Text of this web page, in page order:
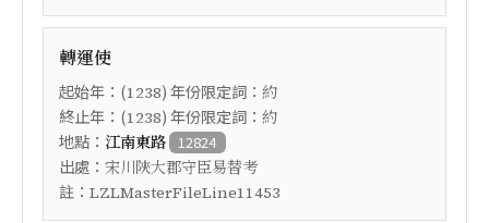
轉運使
起始年：(1238) 年份限定詞： 約
終止年：(1238) 年份限定詞： 約
地點： 江南東路 12824
出處： 宋川陝大郡守臣易替考
註： LZLMasterFileLine11453